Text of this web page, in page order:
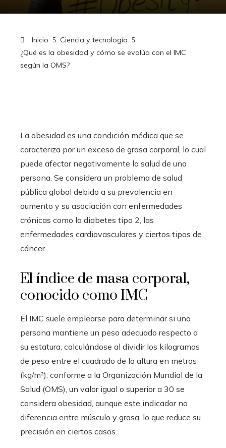
Inicio
Ciencia y tecnología
¿Qué es la obesidad y cómo se evalúa con el IMC
según la OMS?
La obesidad es una condición médica que se
caracteriza por un exceso de grasa corporal, lo cual
puede afectar negativamente la salud de una
persona. Se considera un problema de salud
pública global debido a su prevalencia en
aumento y su asociación con enfermedades
crónicas como la diabetes tipo 2, las
enfermedades cardiovasculares y ciertos tipos de
cáncer.
El índice de masa corporal,
conocido como IMC
El IMC suele emplearse para determinar si una
persona mantiene un peso adecuado respecto a
su estatura, calculándose al dividir los kilogramos
de peso entre el cuadrado de la altura en metros
(kg/m²); conforme a la Organización Mundial de la
Salud (OMS), un valor igual o superior a 30 se
considera obesidad, aunque este indicador no
diferencia entre músculo y grasa, lo que reduce su
precisión en ciertos casos.